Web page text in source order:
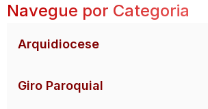
Navegue por Categoria
Arquidiocese
Giro Paroquial